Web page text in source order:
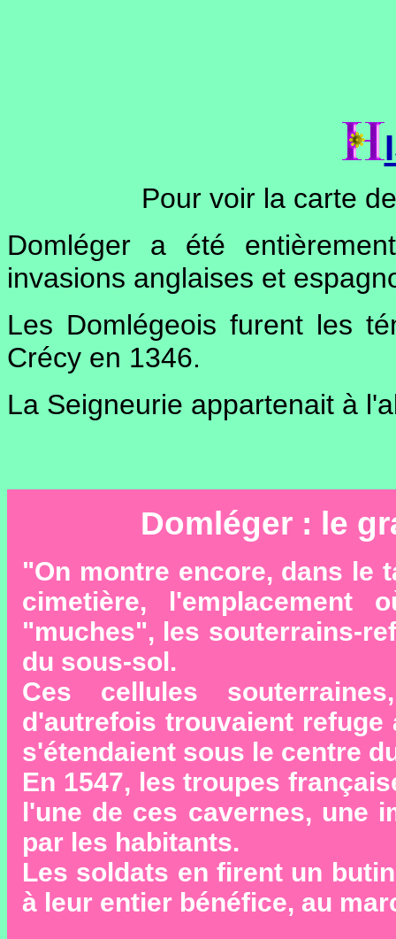
Pour voir la carte
Domléger a été
invasions anglaises et
Les Domlégeois furent les
Crécy en 1346.
La Seigneurie appartenait à
Domléger : le
"On montre encore, dans le
cimetière,
"muches", les souterrains-
du sous-sol.
Ces cellules
d'autrefois trouvaient refuge
s'étendaient sous le centre
En 1547, les troupes
l'une de ces cavernes, une
par les habitants.
Les soldats en firent un
à leur entier bénéfice, au